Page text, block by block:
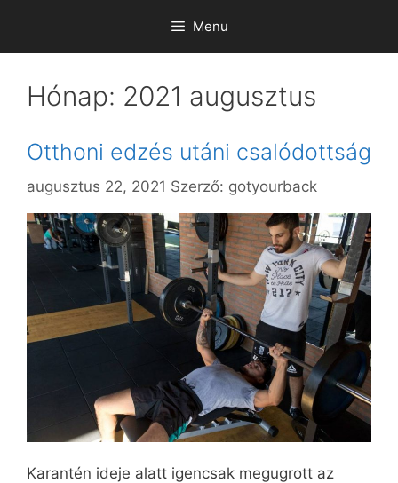
tartalomba
Menu
Hónap: 2021 augusztus
Otthoni edzés utáni csalódottság
augusztus 22, 2021 Szerző: gotyourback
Karantén ideje alatt igencsak megugrott az